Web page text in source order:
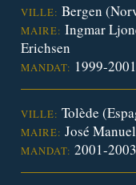
VILLE: Bergen
MAIRE: Ingmar
Erichsen
MANDAT: 1999-2001
VILLE: Tolède
MAIRE: José
MANDAT: 2001-2003